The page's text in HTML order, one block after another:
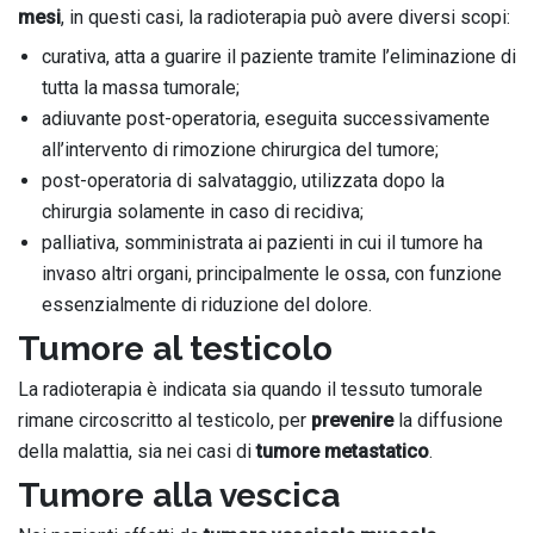
mesi, in questi casi, la radioterapia può avere diversi scopi:
curativa, atta a guarire il paziente tramite l’eliminazione di
tutta la massa tumorale;
adiuvante post-operatoria, eseguita successivamente
all’intervento di rimozione chirurgica del tumore;
post-operatoria di salvataggio, utilizzata dopo la
chirurgia solamente in caso di recidiva;
palliativa, somministrata ai pazienti in cui il tumore ha
invaso altri organi, principalmente le ossa, con funzione
essenzialmente di riduzione del dolore.
Tumore al testicolo
La radioterapia è indicata sia quando il tessuto tumorale
rimane circoscritto al testicolo, per prevenirela diffusione
della malattia, sia nei casi ditumore metastatico.
Tumore alla vescica